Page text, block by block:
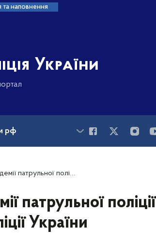
та наповнення
України
рф
Національної поліції України
патрульної поліції
України